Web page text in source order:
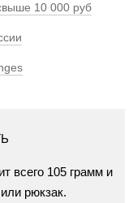
10 000 руб
всего 105 грамм и
рюкзак.